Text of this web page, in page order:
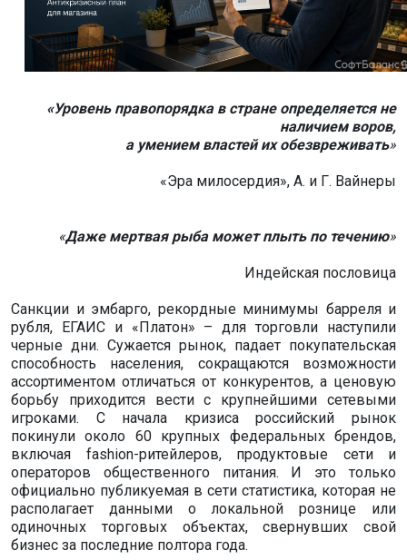
«Уровень правопорядка в стране определяется не
наличием воров,
а умением властей их обезвреживать»
«Эра милосердия», А. и Г. Вайнеры
«Даже мертвая рыба может плыть по течению»
Индейская пословица
Санкции и эмбарго, рекордные минимумы барреля и
рубля, ЕГАИС и «Платон» – для торговли наступили
черные дни. Сужается рынок, падает покупательская
способность населения, сокращаются возможности
ассортиментом отличаться от конкурентов, а ценовую
борьбу приходится вести с крупнейшими сетевыми
игроками. С начала кризиса российский рынок
покинули около 60 крупных федеральных брендов,
включая fashion-ритейлеров, продуктовые сети и
операторов общественного питания. И это только
официально публикуемая в сети статистика, которая не
располагает данными о локальной рознице или
одиночных торговых объектах, свернувших свой
бизнес за последние полтора года.